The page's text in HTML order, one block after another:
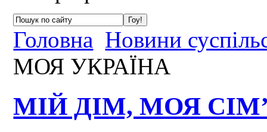
Головна Новини
МОЯ УКРАЇНА
МІЙ ДІМ, МОЯ